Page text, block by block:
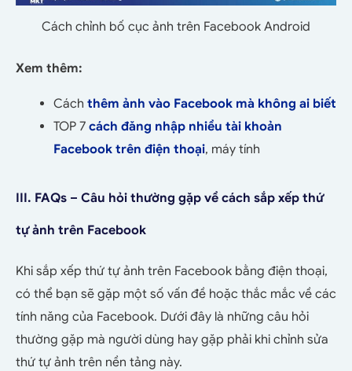
Cách chỉnh bố cục ảnh trên Facebook Android
Xem thêm:
Cách thêm ảnh vào Facebook mà không ai biết
TOP 7 cách đăng nhập nhiều tài khoản
Facebook trên điện thoại, máy tính
III. FAQs – Câu hỏi thường gặp về cách sắp xếp thứ
tự ảnh trên Facebook
Khi sắp xếp thứ tự ảnh trên Facebook bằng điện thoại,
có thể bạn sẽ gặp một số vấn đề hoặc thắc mắc về các
tính năng của Facebook. Dưới đây là những câu hỏi
thường gặp mà người dùng hay gặp phải khi chỉnh sửa
thứ tự ảnh trên nền tảng này.